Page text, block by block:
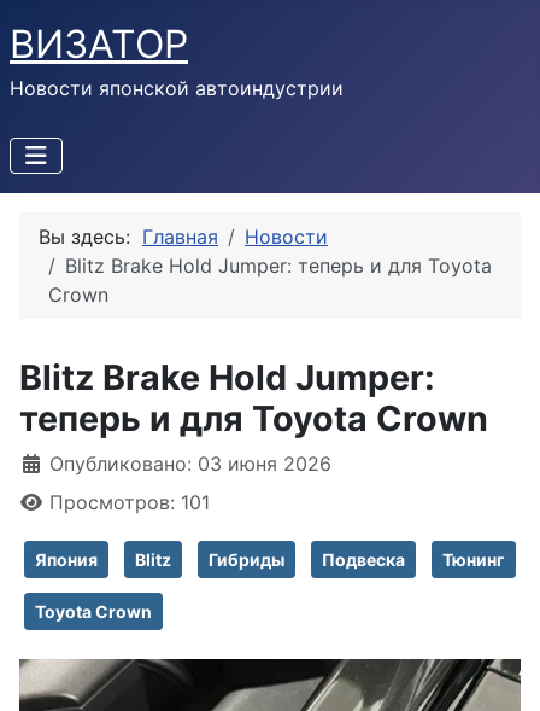
ВИЗАТОР
Новости японской автоиндустрии
Вы здесь: Главная
Новости
Blitz Brake Hold Jumper: теперь и для Toyota
Crown
Blitz Brake Hold Jumper:
теперь и для Toyota Crown
Информация о материале
Опубликовано: 03 июня 2026
Просмотров: 101
Япония Blitz Гибриды Подвеска Тюнинг
Toyota Crown